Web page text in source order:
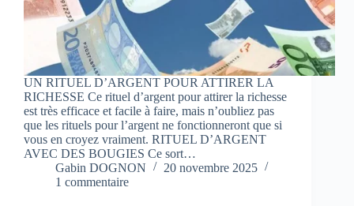
UN RITUEL D’ARGENT POUR ATTIRER LA
RICHESSE Ce rituel d’argent pour attirer la richesse
est très efficace et facile à faire, mais n’oubliez pas
que les rituels pour l’argent ne fonctionneront que si
vous en croyez vraiment. RITUEL D’ARGENT
AVEC DES BOUGIES Ce sort…
Gabin DOGNON
20 novembre 2025
1 commentaire